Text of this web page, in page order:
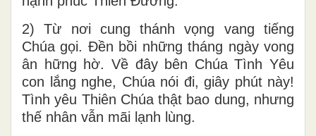
2) Từ nơi cung thánh vọng vang tiếng
Chúa gọi. Đền bồi những tháng ngày vong
ân hững hờ. Về đây bên Chúa Tình Yêu
con lắng nghe, Chúa nói đi, giây phút này!
Tình yêu Thiên Chúa thật bao dung, nhưng
thế nhân vẫn mãi lạnh lùng.